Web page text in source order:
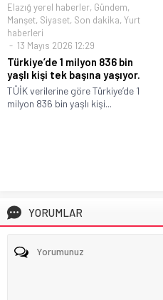
Elazığ yerel haberler, Gündem,
Manşet, Siyaset, Son dakika, Yurt
haberleri
13 Mayıs 2026 12:29
Türkiye’de 1 milyon 836 bin
yaşlı kişi tek başına yaşıyor.
TÜİK verilerine göre Türkiye’de 1
milyon 836 bin yaşlı kişi...
YORUMLAR